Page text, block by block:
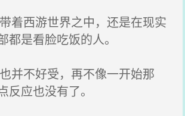
着西游世界之中，还是在现实
都是看脸吃饭的人。
并不好受，再不像一开始那
反应也没有了。